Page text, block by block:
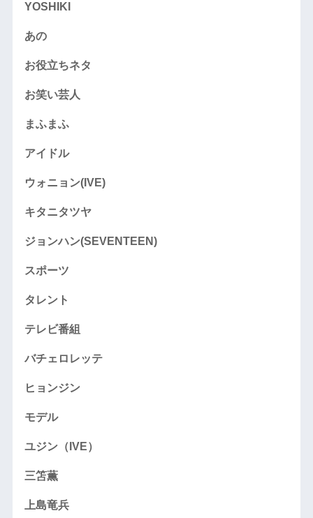
YOSHIKI
あの
お役立ちネタ
お笑い芸人
まふまふ
アイドル
ウォニョン(IVE)
キタニタツヤ
ジョンハン(SEVENTEEN)
スポーツ
タレント
テレビ番組
バチェロレッテ
ヒョンジン
モデル
ユジン（IVE）
三笘薫
上島竜兵